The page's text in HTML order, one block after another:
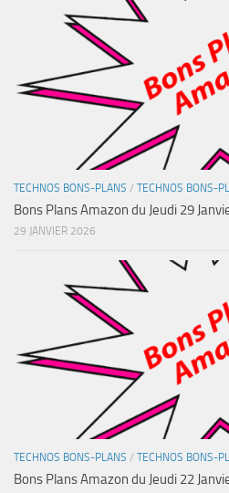
TECHNOS BONS-PLANS / TECHNOS BONS-
Bons Plans Amazon du Jeudi 29
29 JANVIER 2026
TECHNOS BONS-PLANS / TECHNOS BONS-
Bons Plans Amazon du Jeudi 22